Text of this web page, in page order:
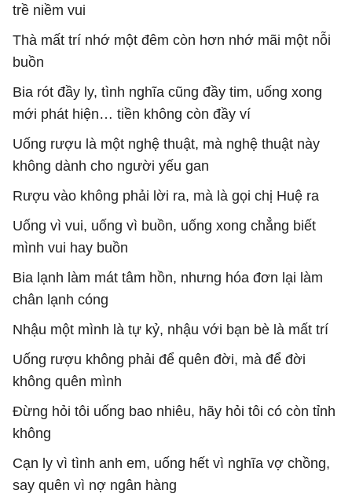
trề niềm vui
Thà mất trí nhớ một đêm còn hơn nhớ mãi một nỗi
buồn
Bia rót đầy ly, tình nghĩa cũng đầy tim, uống xong
mới phát hiện… tiền không còn đầy ví
Uống rượu là một nghệ thuật, mà nghệ thuật này
không dành cho người yếu gan
Rượu vào không phải lời ra, mà là gọi chị Huệ ra
Uống vì vui, uống vì buồn, uống xong chẳng biết
mình vui hay buồn
Bia lạnh làm mát tâm hồn, nhưng hóa đơn lại làm
chân lạnh cóng
Nhậu một mình là tự kỷ, nhậu với bạn bè là mất trí
Uống rượu không phải để quên đời, mà để đời
không quên mình
Đừng hỏi tôi uống bao nhiêu, hãy hỏi tôi có còn tỉnh
không
Cạn ly vì tình anh em, uống hết vì nghĩa vợ chồng,
say quên vì nợ ngân hàng